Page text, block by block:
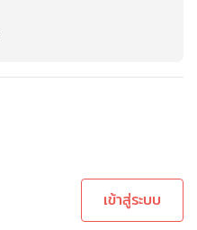
เข้าสู่ระบบ